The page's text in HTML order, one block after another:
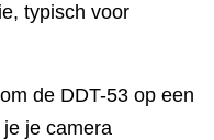
typisch voor
de DDT-53 op een
je camera